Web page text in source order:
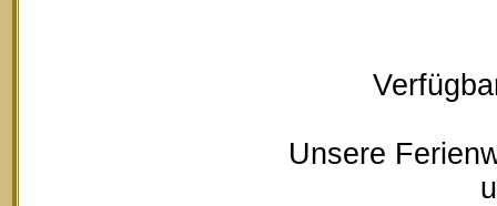
Unsere